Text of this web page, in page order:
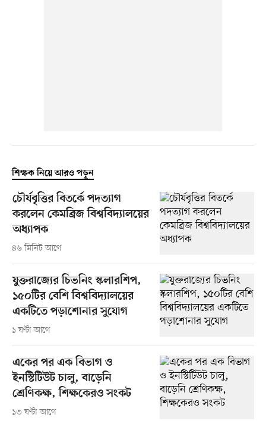
শিক্ষক নিয়ে আরও পড়ুন
চৌর্যবৃত্তির বিতর্কে পদত্যাগ
করলেন কেমব্রিজ বিশ্ববিদ্যালয়ের
অধ্যাপক
৪৬ মিনিট আগে
যুক্তরাজ্যের চিভনিং স্কলারশিপ,
১৫০টির বেশি বিশ্ববিদ্যালয়ের
একটিতে পড়াশোনার সুযোগ
১ ঘণ্টা আগে
একের পর এক বিভাগ ও
ইনস্টিটিউট চালু, বাড়েনি
শ্রেণিকক্ষ, শিক্ষকেরও সংকট
১৩ ঘণ্টা আগে